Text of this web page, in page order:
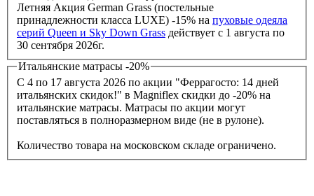
Летняя Акция German Grass (постельные
принадлежности класса LUXE) -15% на пуховые одеяла
серий Queen и Sky Down Grass действует с 1 августа по
30 сентября 2026г.
Итальянские матрасы -20%
С 4 по 17 августа 2026 по акции "Феррагосто: 14 дней
итальянских скидок!" в Magniflex скидки до -20% на
итальянские матрасы. Матрасы по акции могут
поставляться в полноразмерном виде (не в рулоне).
Количество товара на московском складе ограничено.